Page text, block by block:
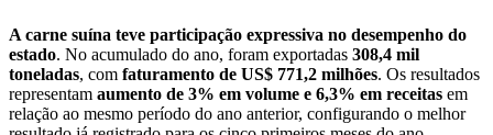
A carne suína teve participação expressiva no desempenho do
estado. No acumulado do ano, foram exportadas 308,4 mil
toneladas, com faturamento de US$ 771,2 milhões. Os resultados
representam aumento de 3% em volume e 6,3% em receitas em
relação ao mesmo período do ano anterior, configurando o melhor